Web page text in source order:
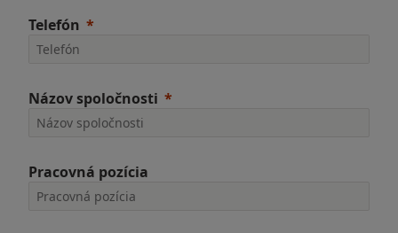
Telefón
Názov spoločnosti
Pracovná pozícia